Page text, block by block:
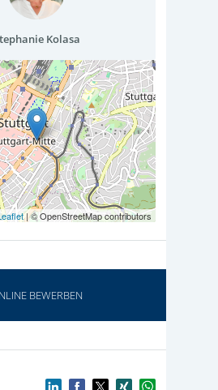
Kolasa
| © OpenStreetMap contributors
BEWERBEN